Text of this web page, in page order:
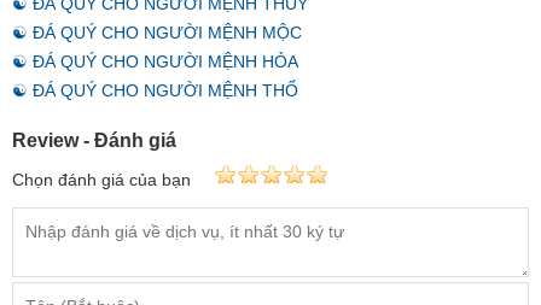
☯ ĐÁ QUÝ CHO NGƯỜI MỆNH THỦY
☯ ĐÁ QUÝ CHO NGƯỜI MỆNH MỘC
☯ ĐÁ QUÝ CHO NGƯỜI MỆNH HỎA
☯ ĐÁ QUÝ CHO NGƯỜI MỆNH THỔ
Review - Đánh giá
Chọn đánh giá của bạn